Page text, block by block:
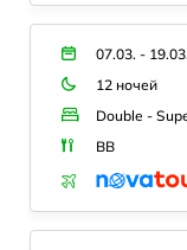
07.03. -
12 ночей
Double -
BB